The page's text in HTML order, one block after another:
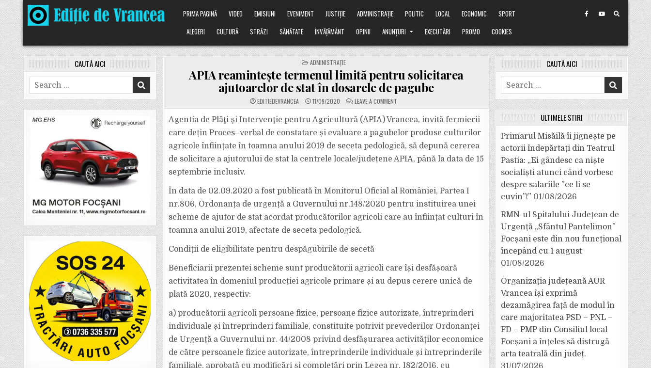
Skip
to
content
PRIMA PAGINĂ VIDEO EMISIUNI EVENIMENT JUSTIȚIE ADMINISTRAȚIE POLITIC LOCAL ECONOMIC
SPORT
ALEGERI
CULTURĂ STRĂZI SĂNĂTATE ÎNVĂȚĂMÂNT OPINII ANUNȚURI EXECUTĂRI PROMO COOKIES
POSTED
IN
ADMINISTRAȚIE
APIA reamintește termenul limită pentru solicitarea
ajutoarelor de stat în dosarele de pagube
EDITIEDEVRANCEA 11/09/2020 LEAVE A COMMENT
APIA
TERMENUL
LIMITĂ
PENTRU
SOLICITAREA
AJUTOARELOR
DE
ÎN
DOSARELE
Agentia de Plăţi şi Intervenţie pentru Agricultură (APIA) Vrancea, invită fermierii
care dețin Proces–verbal de constatare și evaluare a pagubelor produse culturilor
agricole înființate în toamna anului 2019 de seceta pedologică, să depună cererea
de solicitare a ajutorului de stat la centrele locale/județene APIA, până la data de 15
septembrie inclusiv.
În data de 02.09.2020 a fost publicată în Monitorul Oficial al României, Partea I
nr.806, Ordonanța de urgență a Guvernului nr.148/2020 pentru instituirea unei
scheme de ajutor de stat acordat producătorilor agricoli care au înființat culturi în
toamna anului 2019, afectate de seceta pedologică.
Condiții de eligibilitate pentru despăgubirile de secetă
Beneficiarii prezentei scheme sunt producătorii agricoli care își desfășoară
activitatea în domeniul producției agricole primare și au depus cerere unică de
plată 2020, respectiv:
a) producătorii agricoli persoane fizice, persoane fizice autorizate, întreprinderi
individuale și întreprinderi familiale, constituite potrivit prevederilor Ordonanței
de Urgență a Guvernului nr. 44/2008 privind desfășurarea activităților economice
de către persoanele fizice autorizate, întreprinderile individuale și întreprinderile
familiale, aprobată cu modificări și completări prin Legea nr. 182/2016, cu
CAUTĂ AICI
Search
for:
CAUTĂ AICI
Search
for:
ULTIMELE ȘTIRI
Primarul Misăilă îi jignește pe
actorii îndepărtați din Teatrul
Pastia: „Ei gândesc ca niște
socialiști atunci când vorbesc
despre salariile ”ce li se
cuvin”!” 01/08/2026
RMN-ul Spitalului Județean de
Urgență „Sfântul Pantelimon”
Focșani este din nou funcțional
începând cu 1 august
01/08/2026
Organizația județeană AUR
Vrancea își exprimă
dezamăgirea față de modul în
care majoritatea PSD – PNL –
FD – PMP din Consiliul local
Focșani a înțeles să distrugă
arta teatrală din județ.
31/07/2026